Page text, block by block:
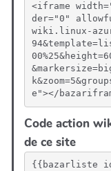
<iframe
der="0"
wiki.linux-
e"></
Code action
de ce site
{{bazarliste